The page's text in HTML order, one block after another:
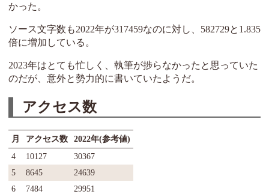
かった。
ソース文字数も2022年が317459なのに対し、582729と1.835
倍に増加している。
2023年はとても忙しく、執筆が捗らなかったと思っていた
のだが、意外と勢力的に書いていたようだ。
アクセス数
月 アクセス数
2022年(参考値)
4
10127
30367
5
8645
24639
6
7484
29951